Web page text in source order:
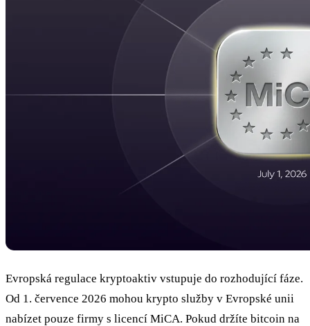
Evropská regulace kryptoaktiv vstupuje do rozhodující fáze.
Od 1. července 2026 mohou krypto služby v Evropské unii
nabízet pouze firmy s licencí MiCA. Pokud držíte bitcoin na